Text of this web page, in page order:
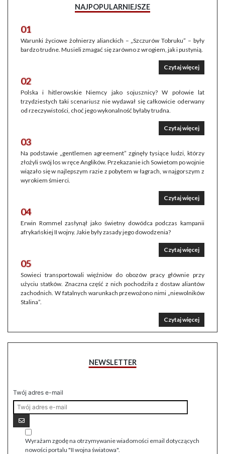
NAJPOPULARNIEJSZE
01
Warunki życiowe żołnierzy alianckich – „Szczurów Tobruku” – były
bardzo trudne. Musieli zmagać się zarówno z wrogiem, jak i pustynią.
Czytaj więcej
02
Polska i hitlerowskie Niemcy jako sojusznicy? W połowie lat
trzydziestych taki scenariusz nie wydawał się całkowicie oderwany
od rzeczywistości, choć jego wykonalność byłaby trudna.
Czytaj więcej
03
Na podstawie „gentlemen agreement” zginęły tysiące ludzi, którzy
złożyli swój los w ręce Anglików. Przekazanie ich Sowietom po wojnie
wiązało się w najlepszym razie z pobytem w łagrach, w najgorszym z
wyrokiem śmierci.
Czytaj więcej
04
Erwin Rommel zasłynął jako świetny dowódca podczas kampanii
afrykańskiej II wojny. Jakie były zasady jego dowodzenia?
Czytaj więcej
05
Sowieci transportowali więźniów do obozów pracy głównie przy
użyciu statków. Znaczna część z nich pochodziła z dostaw aliantów
zachodnich. W fatalnych warunkach przewożono nimi „niewolników
Stalina”.
Czytaj więcej
NEWSLETTER
Twój adres e-mail
Wyrażam zgodę na otrzymywanie wiadomości email dotyczących
nowości portalu "II wojna światowa".